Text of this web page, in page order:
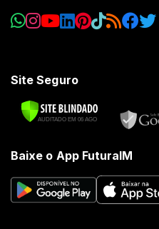
Site Seguro
Baixe o App FuturaIM